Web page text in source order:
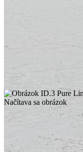
Načítava sa obrázok